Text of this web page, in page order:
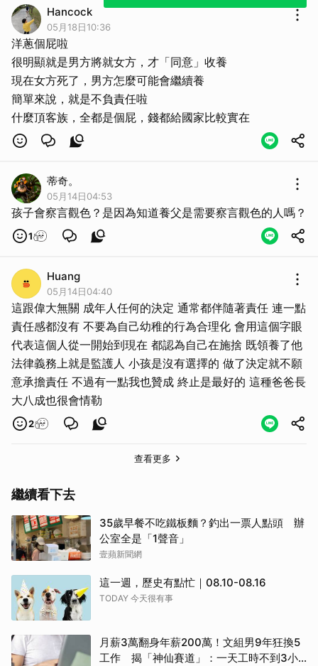
Hancock
05月18日10:36
洋蔥個屁啦
很明顯就是男方將就女方，才「同意」收養
現在女方死了，男方怎麼可能會繼續養
簡單來說，就是不負責任啦
什麼頂客族，全都是個屁，錢都給國家比較實在
蒂奇。
05月14日04:53
孩子會察言觀色？是因為知道養父是需要察言觀色的人嗎？
1
Huang
05月14日04:40
這跟偉大無關 成年人任何的決定 通常都伴隨著責任 連一點
責任感都沒有 不要為自己幼稚的行為合理化 會用這個字眼
代表這個人從一開始到現在 都認為自己在施捨 既領養了他
法律義務上就是監護人 小孩是沒有選擇的 做了決定就不願
意承擔責任 不過有一點我也贊成 終止是最好的 這種爸爸長
大八成也很會情勒
2
查看更多
繼續看下去
35歲早餐不吃鐵板麵？釣出一票人點頭 辦
公室全是「1聲音」
壹蘋新聞網
這一週，歷史有點忙｜08.10-08.16
TODAY 今天很有事
月薪3萬翻身年薪200萬！文組男9年狂換5
工作 揭「神仙賽道」：一天工時不到3小